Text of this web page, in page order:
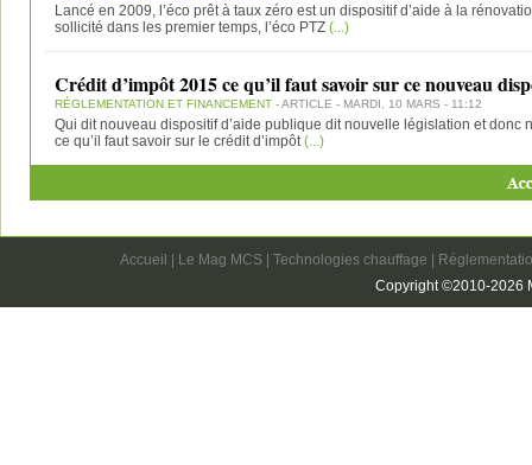
Lancé en 2009, l’éco prêt à taux zéro est un dispositif d’aide à la
sollicité dans les premier temps, l’éco PTZ (...)
Crédit d’impôt 2015 ce qu’il faut savoir sur ce nouveau
RÉGLEMENTATION ET FINANCEMENT - ARTICLE - MARDI, 10 MARS - 11:12
Qui dit nouveau dispositif d’aide publique dit nouvelle législation et donc
ce qu’il faut savoir sur le crédit d’impôt(...)
Accueil Le Mag MCS |Technologies chauffage
Copyright ©2010-2026